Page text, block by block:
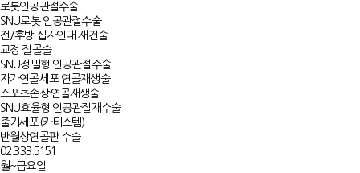
로봇인공관절수술
SNU로봇 인공관절수술
전/후방 십자인대 재건술
교정 절골술
SNU정밀형 인공관절수술
자가연골세포 연골재생술​​
스포츠손상·연골재생술
SNU효율형 인공관절재수술​
줄기세포(카티스템)
반월상연골판 수술
02.333.5151
월~금요일